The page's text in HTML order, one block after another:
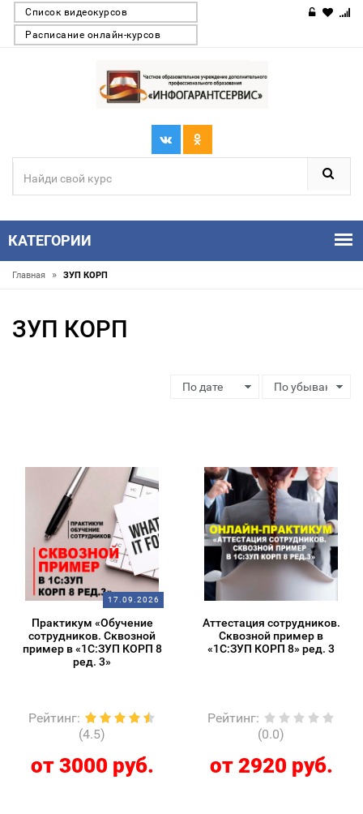
Список видеокурсов
Расписание онлайн-курсов
КАТЕГОРИИ
Главная » ЗУП КОРП
ЗУП КОРП
17.09.2026
Практикум «Обучение
сотрудников. Сквозной
пример в «1С:ЗУП КОРП 8
ред. 3»
Рейтинг:
(4.5)
от 3000 руб.
Аттестация сотрудников.
Сквозной пример в
«1С:ЗУП КОРП 8» ред. 3
Рейтинг:
(0.0)
от 2920 руб.